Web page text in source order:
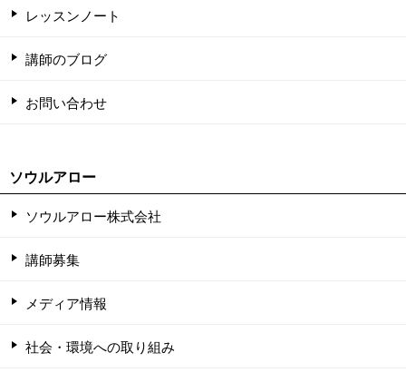
レッスンノート
講師のブログ
お問い合わせ
ソウルアロー
ソウルアロー株式会社
講師募集
メディア情報
社会・環境への取り組み